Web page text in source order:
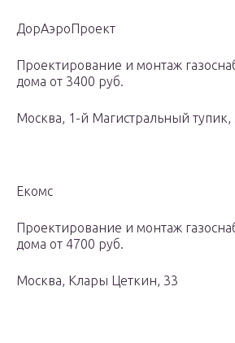
ДорАэроПроект
Проектирование и монтаж
дома от 3400 руб.
Москва, 1-й Магистральный тупик,
Екомс
Проектирование и монтаж
дома от 4700 руб.
Москва, Клары Цеткин, 33